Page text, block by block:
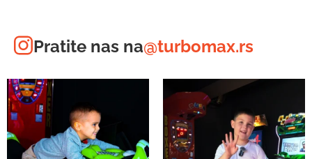
Pratite nas na@turbomax.rs